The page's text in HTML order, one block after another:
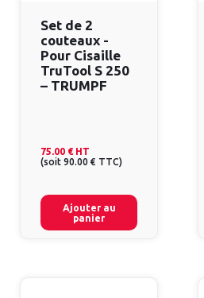
Set de 2
couteaux -
Pour Cisaille
TruTool S 250
– TRUMPF
75.00 € HT
(soit 90.00 € TTC)
Ajouter au
panier